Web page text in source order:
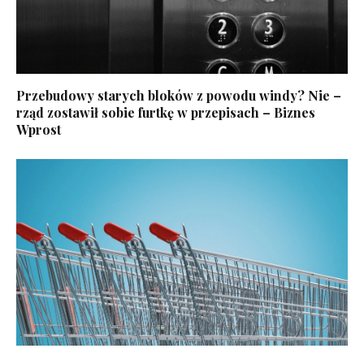
Przebudowy starych bloków z powodu windy? Nie –
rząd zostawił sobie furtkę w przepisach – Biznes
Wprost